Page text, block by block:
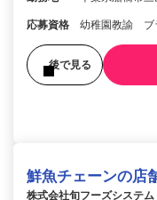
応募資格 幼稚園教諭 ブ
後で見る
鮮魚チェーンの店
株式会社旬フーズシステ